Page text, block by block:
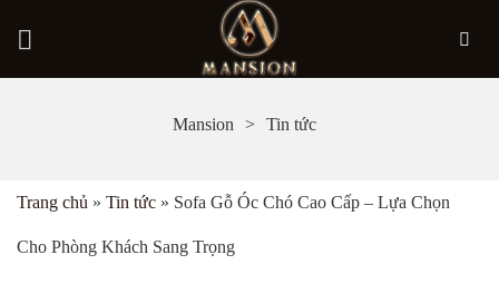
Mansion Tin tức
Trang chủ » Tin tức » Sofa Gỗ Óc Chó Cao Cấp – Lựa Chọn
Cho Phòng Khách Sang Trọng